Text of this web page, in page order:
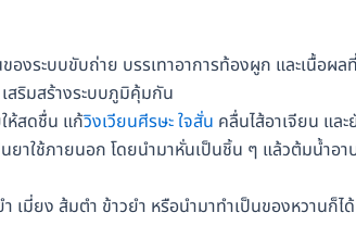
งระบบขับถ่าย บรรเทาอาการท้องผูก และเนื้อผล
สริมสร้างระบบภูมิคุ้มกัน
ห้สดชื่น แก้วิงเวียนศีรษะใจสั่น คลื่นไส้อาเจียน และ
าใช้ภายนอก โดยนำมาหั่นเป็นชิ้น ๆ แล้วต้มน้ำอา
เมี่ยง ส้มตำ ข้าวยำ หรือนำมาทำเป็นของหวานก็ได้